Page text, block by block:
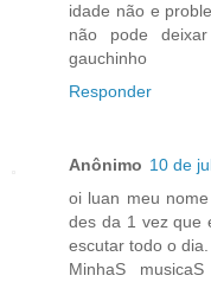
idade não e
não pode
gauchinho
Responder
Anônimo 10 de
oi luan meu
des da 1 vez que
escutar todo o dia.
MinhaS